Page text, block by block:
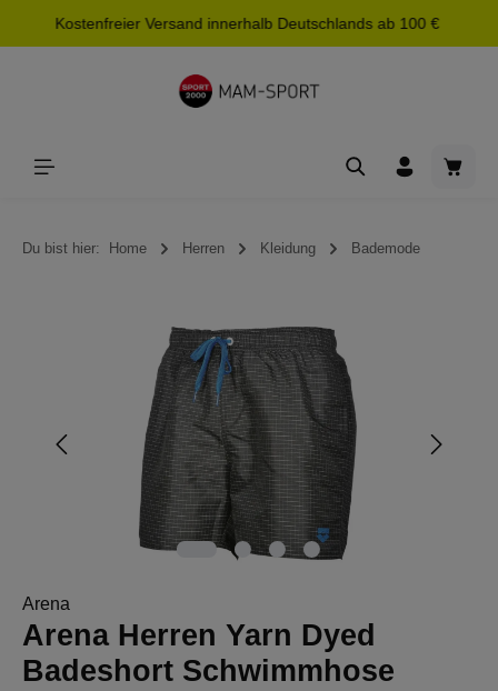
springen
Kostenfreier Versand innerhalb Deutschlands ab 100 €
Du bist hier: Home Herren Kleidung Bademode
Bildergalerie überspringen
Arena
Arena Herren Yarn Dyed
Badeshort Schwimmhose